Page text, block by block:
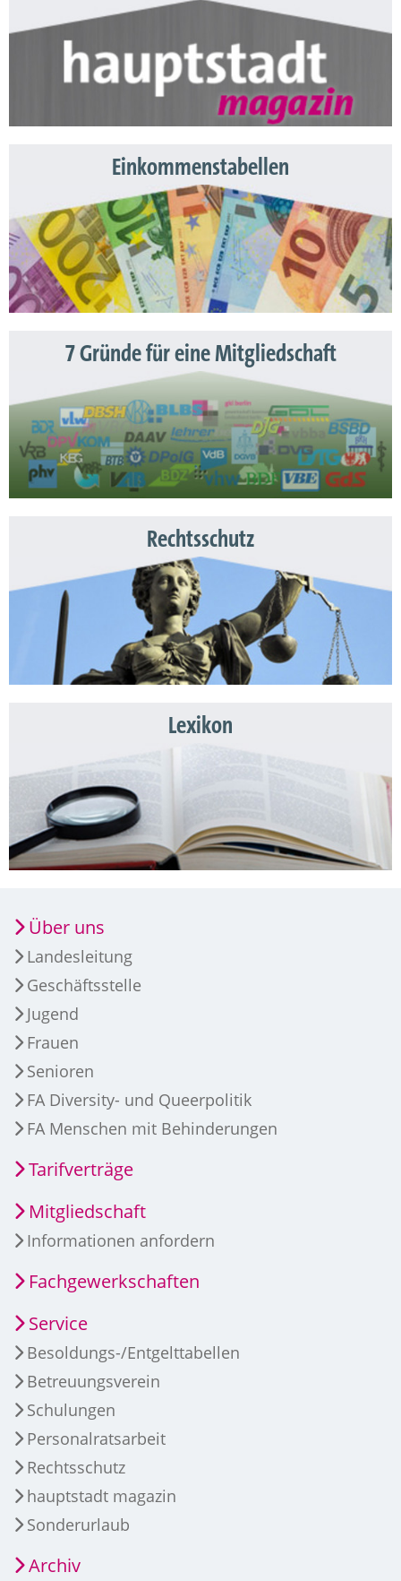
Einkommenstabellen
7 Gründe für eine Mitgliedschaft
Rechtsschutz
Lexikon
Über uns
Landesleitung
Geschäftsstelle
Jugend
Frauen
Senioren
FA Diversity- und Queerpolitik
FA Menschen mit Behinderungen
Tarifverträge
Mitgliedschaft
Informationen anfordern
Fachgewerkschaften
Service
Besoldungs-/Entgelttabellen
Betreuungsverein
Schulungen
Personalratsarbeit
Rechtsschutz
hauptstadt magazin
Sonderurlaub
Archiv